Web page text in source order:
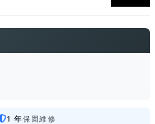
1 年保固維修